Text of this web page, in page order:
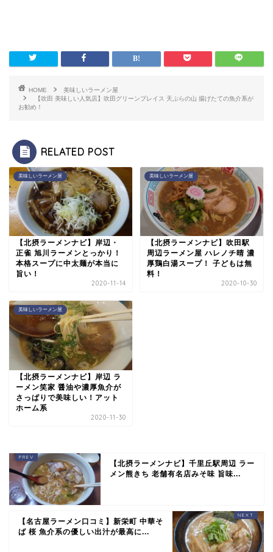
HOME
美味しいラーメン屋
【吹田 美味しい人気店】吹田グリーンプレイス 天ぷらの山 揚げたての魚介系が
お勧め！
RELATED POST
美味しいラーメン屋
【北摂ラーメンナビ】岸辺・
正雀 旭川ラーメンとっかり！
本格スープに中太麺が本当に
旨い！
2020-11-14
美味しいラーメン屋
【北摂ラーメンナビ】吹田駅
周辺ラーメン屋 ハレノチ晴 濃
厚鶏白湯スープ！ 子どもは無
料！
2020-10-30
美味しいラーメン屋
【北摂ラーメンナビ】岸辺 ラ
ーメン笑家 醤油や濃厚魚介が
さっぱりで美味しい！アット
ホーム系
2020-11-30
【北摂ラーメンナビ】千里丘駅周辺 ラー
メン熊きち 老舗有名店みそ味 旨味...
【名古屋ラーメン口コミ】新栄町 中華そ
ば 桜 魚介系の優しい出汁が最高に...